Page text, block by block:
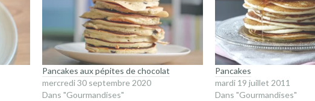
Pancakes aux pépites de chocolat
mercredi 30 septembre 2020
Dans "Gourmandises"
Pancakes
mardi 19 juillet 2011
Dans "Gourmandises"